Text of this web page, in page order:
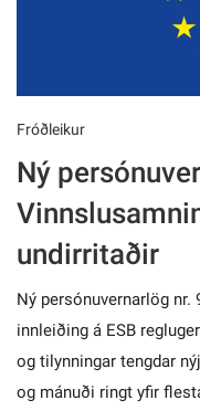
Fróðleikur
Ný
undirritaðir
Ný persónuvernarlög
innleiðing á ESB
og tilynningar tengdar
og mánuði ringt yfir